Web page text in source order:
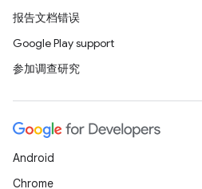
报告文档错误
Google Play support
参加调查研究
Android
Chrome